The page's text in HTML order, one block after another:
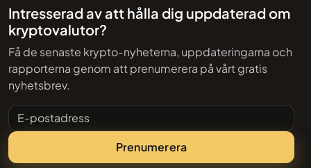
Intresserad av att hålla dig uppdaterad om
kryptovalutor?
Få de senaste krypto-nyheterna, uppdateringarna och
rapporterna genom att prenumerera på vårt gratis
nyhetsbrev.
E-postadress
Prenumerera